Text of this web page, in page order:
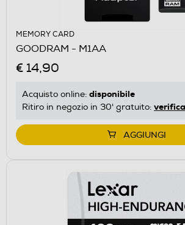
MEMORY CARD
GOODRAM - M1AA
€ 14,90
Acquisto online: disponibile
Ritiro in negozio in 30' gratuito: verifica
AGGIUNGI